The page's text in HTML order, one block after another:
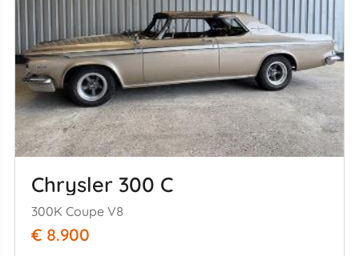
Chrysler 300 C
300K Coupe V8
€ 8.900